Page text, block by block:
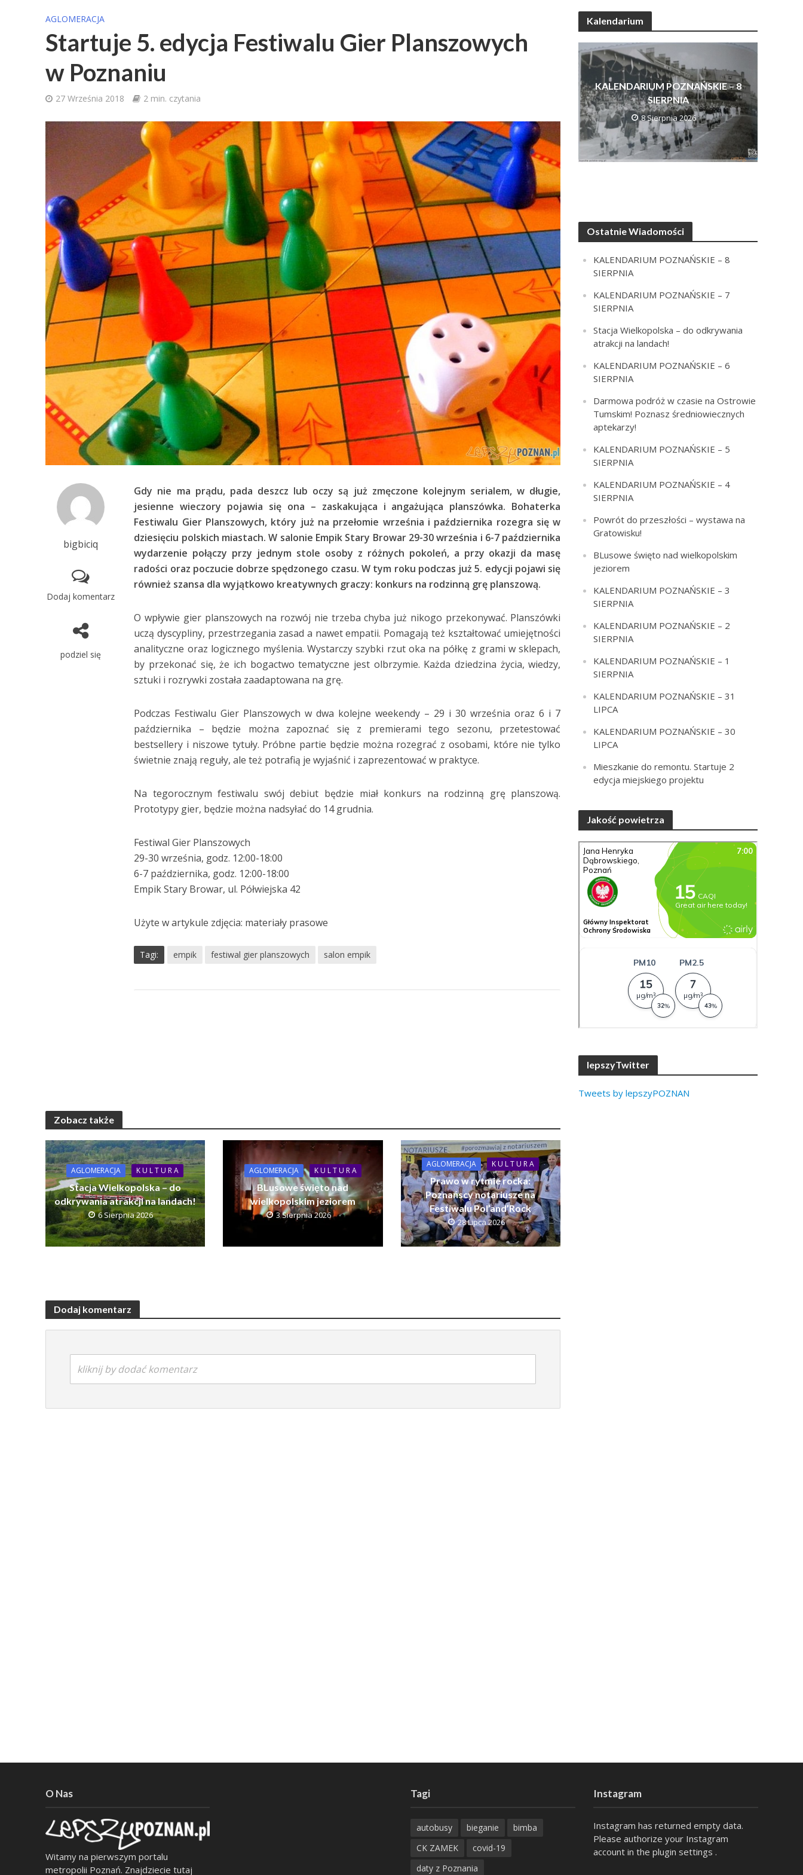
AGLOMERACJA
Startuje 5. edycja Festiwalu Gier Planszowych
w Poznaniu
27 Września 2018 2 min. czytania
bigbiciq
Dodaj komentarz
podziel się
Gdy nie ma prądu, pada deszcz lub oczy są już zmęczone kolejnym serialem, w długie,
jesienne wieczory pojawia się ona – zaskakująca i angażująca planszówka. Bohaterka
Festiwalu Gier Planszowych, który już na przełomie września i października rozegra się w
dziesięciu polskich miastach. W salonie Empik Stary Browar 29-30 września i 6-7 października
wydarzenie połączy przy jednym stole osoby z różnych pokoleń, a przy okazji da masę
radości oraz poczucie dobrze spędzonego czasu. W tym roku podczas już 5. edycji pojawi się
również szansa dla wyjątkowo kreatywnych graczy: konkurs na rodzinną grę planszową.
O wpływie gier planszowych na rozwój nie trzeba chyba już nikogo przekonywać. Planszówki
uczą dyscypliny, przestrzegania zasad a nawet empatii. Pomagają też kształtować umiejętności
analityczne oraz logicznego myślenia. Wystarczy szybki rzut oka na półkę z grami w sklepach,
by przekonać się, że ich bogactwo tematyczne jest olbrzymie. Każda dziedzina życia, wiedzy,
sztuki i rozrywki została zaadaptowana na grę.
Podczas Festiwalu Gier Planszowych w dwa kolejne weekendy – 29 i 30 września oraz 6 i 7
października – będzie można zapoznać się z premierami tego sezonu, przetestować
bestsellery i niszowe tytuły. Próbne partie będzie można rozegrać z osobami, które nie tylko
świetnie znają reguły, ale też potrafią je wyjaśnić i zaprezentować w praktyce.
Na tegorocznym festiwalu swój debiut będzie miał konkurs na rodzinną grę planszową.
Prototypy gier, będzie można nadsyłać do 14 grudnia.
Festiwal Gier Planszowych
29-30 września, godz. 12:00-18:00
6-7 października, godz. 12:00-18:00
Empik Stary Browar, ul. Półwiejska 42
Użyte w artykule zdjęcia: materiały prasowe
Tagi: empik festiwal gier planszowych salon empik
Zobacz także
AGLOMERACJA K U L T U R A
Stacja Wielkopolska – do
odkrywania atrakcji na landach!
6 Sierpnia 2026
AGLOMERACJA K U L T U R A
BLusowe święto nad
wielkopolskim jeziorem
3 Sierpnia 2026
AGLOMERACJA K U L T U R A
Prawo w rytmie rocka:
Poznańscy notariusze na
Festiwalu Pol’and’Rock
28 Lipca 2026
Dodaj komentarz
kliknij by dodać komentarz
Kalendarium
KALENDARIUM POZNAŃSKIE – 8
SIERPNIA
8 Sierpnia 2026
Ostatnie Wiadomości
KALENDARIUM POZNAŃSKIE – 8
SIERPNIA
KALENDARIUM POZNAŃSKIE – 7
SIERPNIA
Stacja Wielkopolska – do odkrywania
atrakcji na landach!
KALENDARIUM POZNAŃSKIE – 6
SIERPNIA
Darmowa podróż w czasie na Ostrowie
Tumskim! Poznasz średniowiecznych
aptekarzy!
KALENDARIUM POZNAŃSKIE – 5
SIERPNIA
KALENDARIUM POZNAŃSKIE – 4
SIERPNIA
Powrót do przeszłości – wystawa na
Gratowisku!
BLusowe święto nad wielkopolskim
jeziorem
KALENDARIUM POZNAŃSKIE – 3
SIERPNIA
KALENDARIUM POZNAŃSKIE – 2
SIERPNIA
KALENDARIUM POZNAŃSKIE – 1
SIERPNIA
KALENDARIUM POZNAŃSKIE – 31
LIPCA
KALENDARIUM POZNAŃSKIE – 30
LIPCA
Mieszkanie do remontu. Startuje 2
edycja miejskiego projektu
Jakość powietrza
lepszyTwitter
Tweets by lepszyPOZNAN
O Nas
Witamy na pierwszym portalu
metropolii Poznań. Znajdziecie tutaj
Tagi
autobusy bieganie
bimba
CK ZAMEK
covid-19
daty z Poznania
Instagram
Instagram has returned empty data.
Please authorize your Instagram
account in the plugin settings .